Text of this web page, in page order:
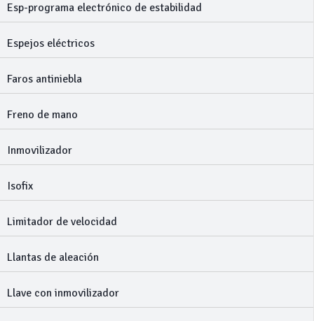
Esp-programa electrónico de estabilidad
Espejos eléctricos
Faros antiniebla
Freno de mano
Inmovilizador
Isofix
Limitador de velocidad
Llantas de aleación
Llave con inmovilizador